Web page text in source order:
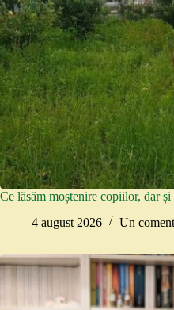
Ce lăsăm moștenire copiilor, dar
4 august 2026
Un